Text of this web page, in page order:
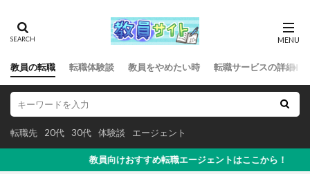
教員の転職 転職体験談 教員をやめたい時 転職サービスの詳細
転職先 20代 30代 体験談 エージェント
教員向けおすすめ転職エージェントはここから！